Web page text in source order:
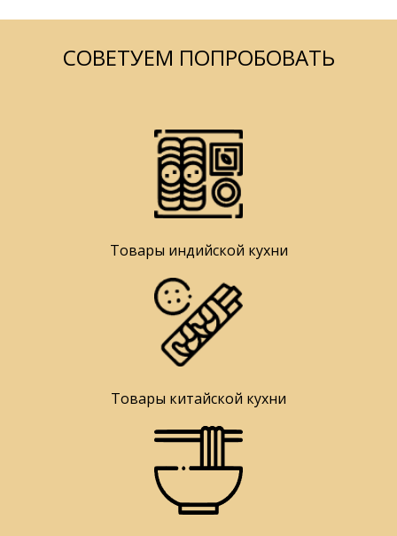
СОВЕТУЕМ ПОПРОБОВАТЬ
Товары индийской кухни
Товары китайской кухни